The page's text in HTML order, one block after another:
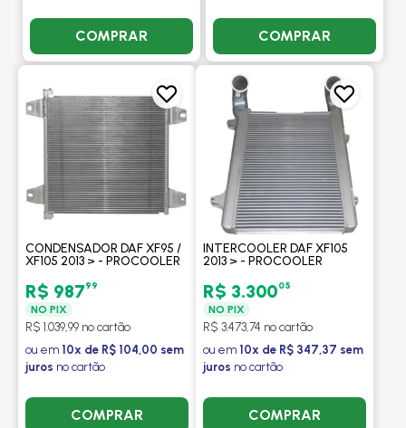
COMPRAR COMPRAR
CONDENSADOR DAF XF95 /
XF105 2013 > - PROCOOLER
R$ 98799
NO PIX
R$ 1.039,99 no cartão
ou em 10x de R$ 104,00 sem
juros no cartão
COMPRAR
INTERCOOLER DAF XF105
2013 > - PROCOOLER
R$ 3.30005
NO PIX
R$ 3.473,74 no cartão
ou em 10x de R$ 347,37 sem
juros no cartão
COMPRAR